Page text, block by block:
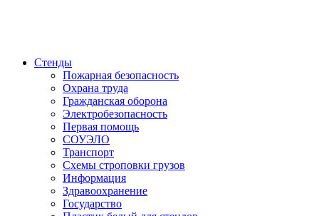
Стенды
Пожарная безопасность
Охрана труда
Гражданская оборона
Электробезопасность
Первая помощь
СОУЭЛО
Транспорт
Схемы строповки грузов
Информация
Здравоохранение
Государство